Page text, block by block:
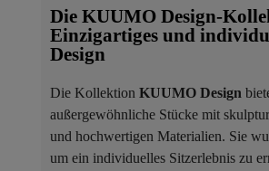
Die KUUMO Design-
Einzigartiges und
Design
Die Kollektion KUUMO Design
außergewöhnliche Stücke mit
und hochwertigen Materialien. Sie
um ein individuelles Sitzerlebnis zu